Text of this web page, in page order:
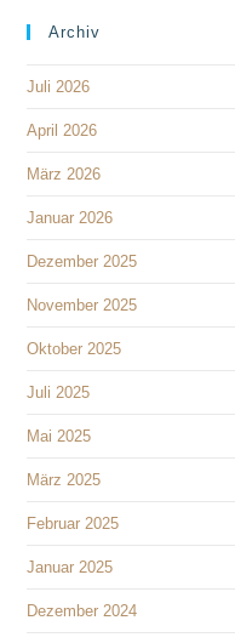
Archiv
Juli 2026
April 2026
März 2026
Januar 2026
Dezember 2025
November 2025
Oktober 2025
Juli 2025
Mai 2025
März 2025
Februar 2025
Januar 2025
Dezember 2024